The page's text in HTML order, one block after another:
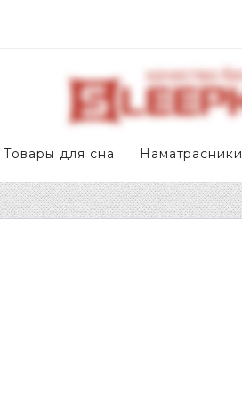
Товары для сна Наматрасники